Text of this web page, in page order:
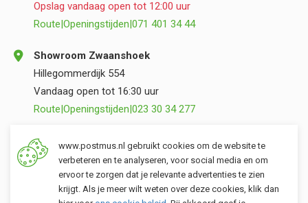
Opslag vandaag open tot 12:00 uur
Route|Openingstijden|071 401 34 44
Showroom Zwaanshoek
Hillegommerdijk 554
Vandaag open tot 16:30 uur
Route|Openingstijden|023 30 34 277
Opslag Valkenburg (ZH)
Torenvlietslaan 3
Vandaag open tot 12:00 uur
Route|Openingstijden |071 401 34 44
www.postmus.nl gebruikt cookies om de website te
verbeteren en te analyseren, voor social media en om
ervoor te zorgen dat je relevante advertenties te zien
krijgt. Als je meer wilt weten over deze cookies, klik dan